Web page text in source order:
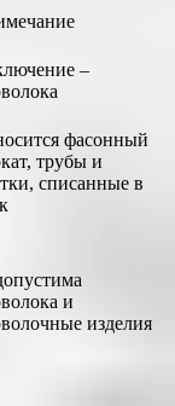
–
фасонный
трубы и
списанные в
и
изделия